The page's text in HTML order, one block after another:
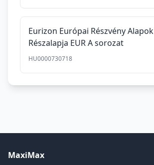
Eurizon Európai Részvény Alapok
Részalapja EUR A sorozat
HU0000730718
MaxiMax